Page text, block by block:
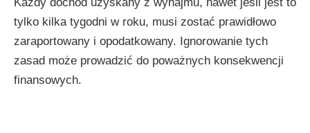
tylko kilka tygodni w roku, musi zostać prawidłowo
zaraportowany i opodatkowany. Ignorowanie tych
zasad może prowadzić do poważnych konsekwencji
finansowych.